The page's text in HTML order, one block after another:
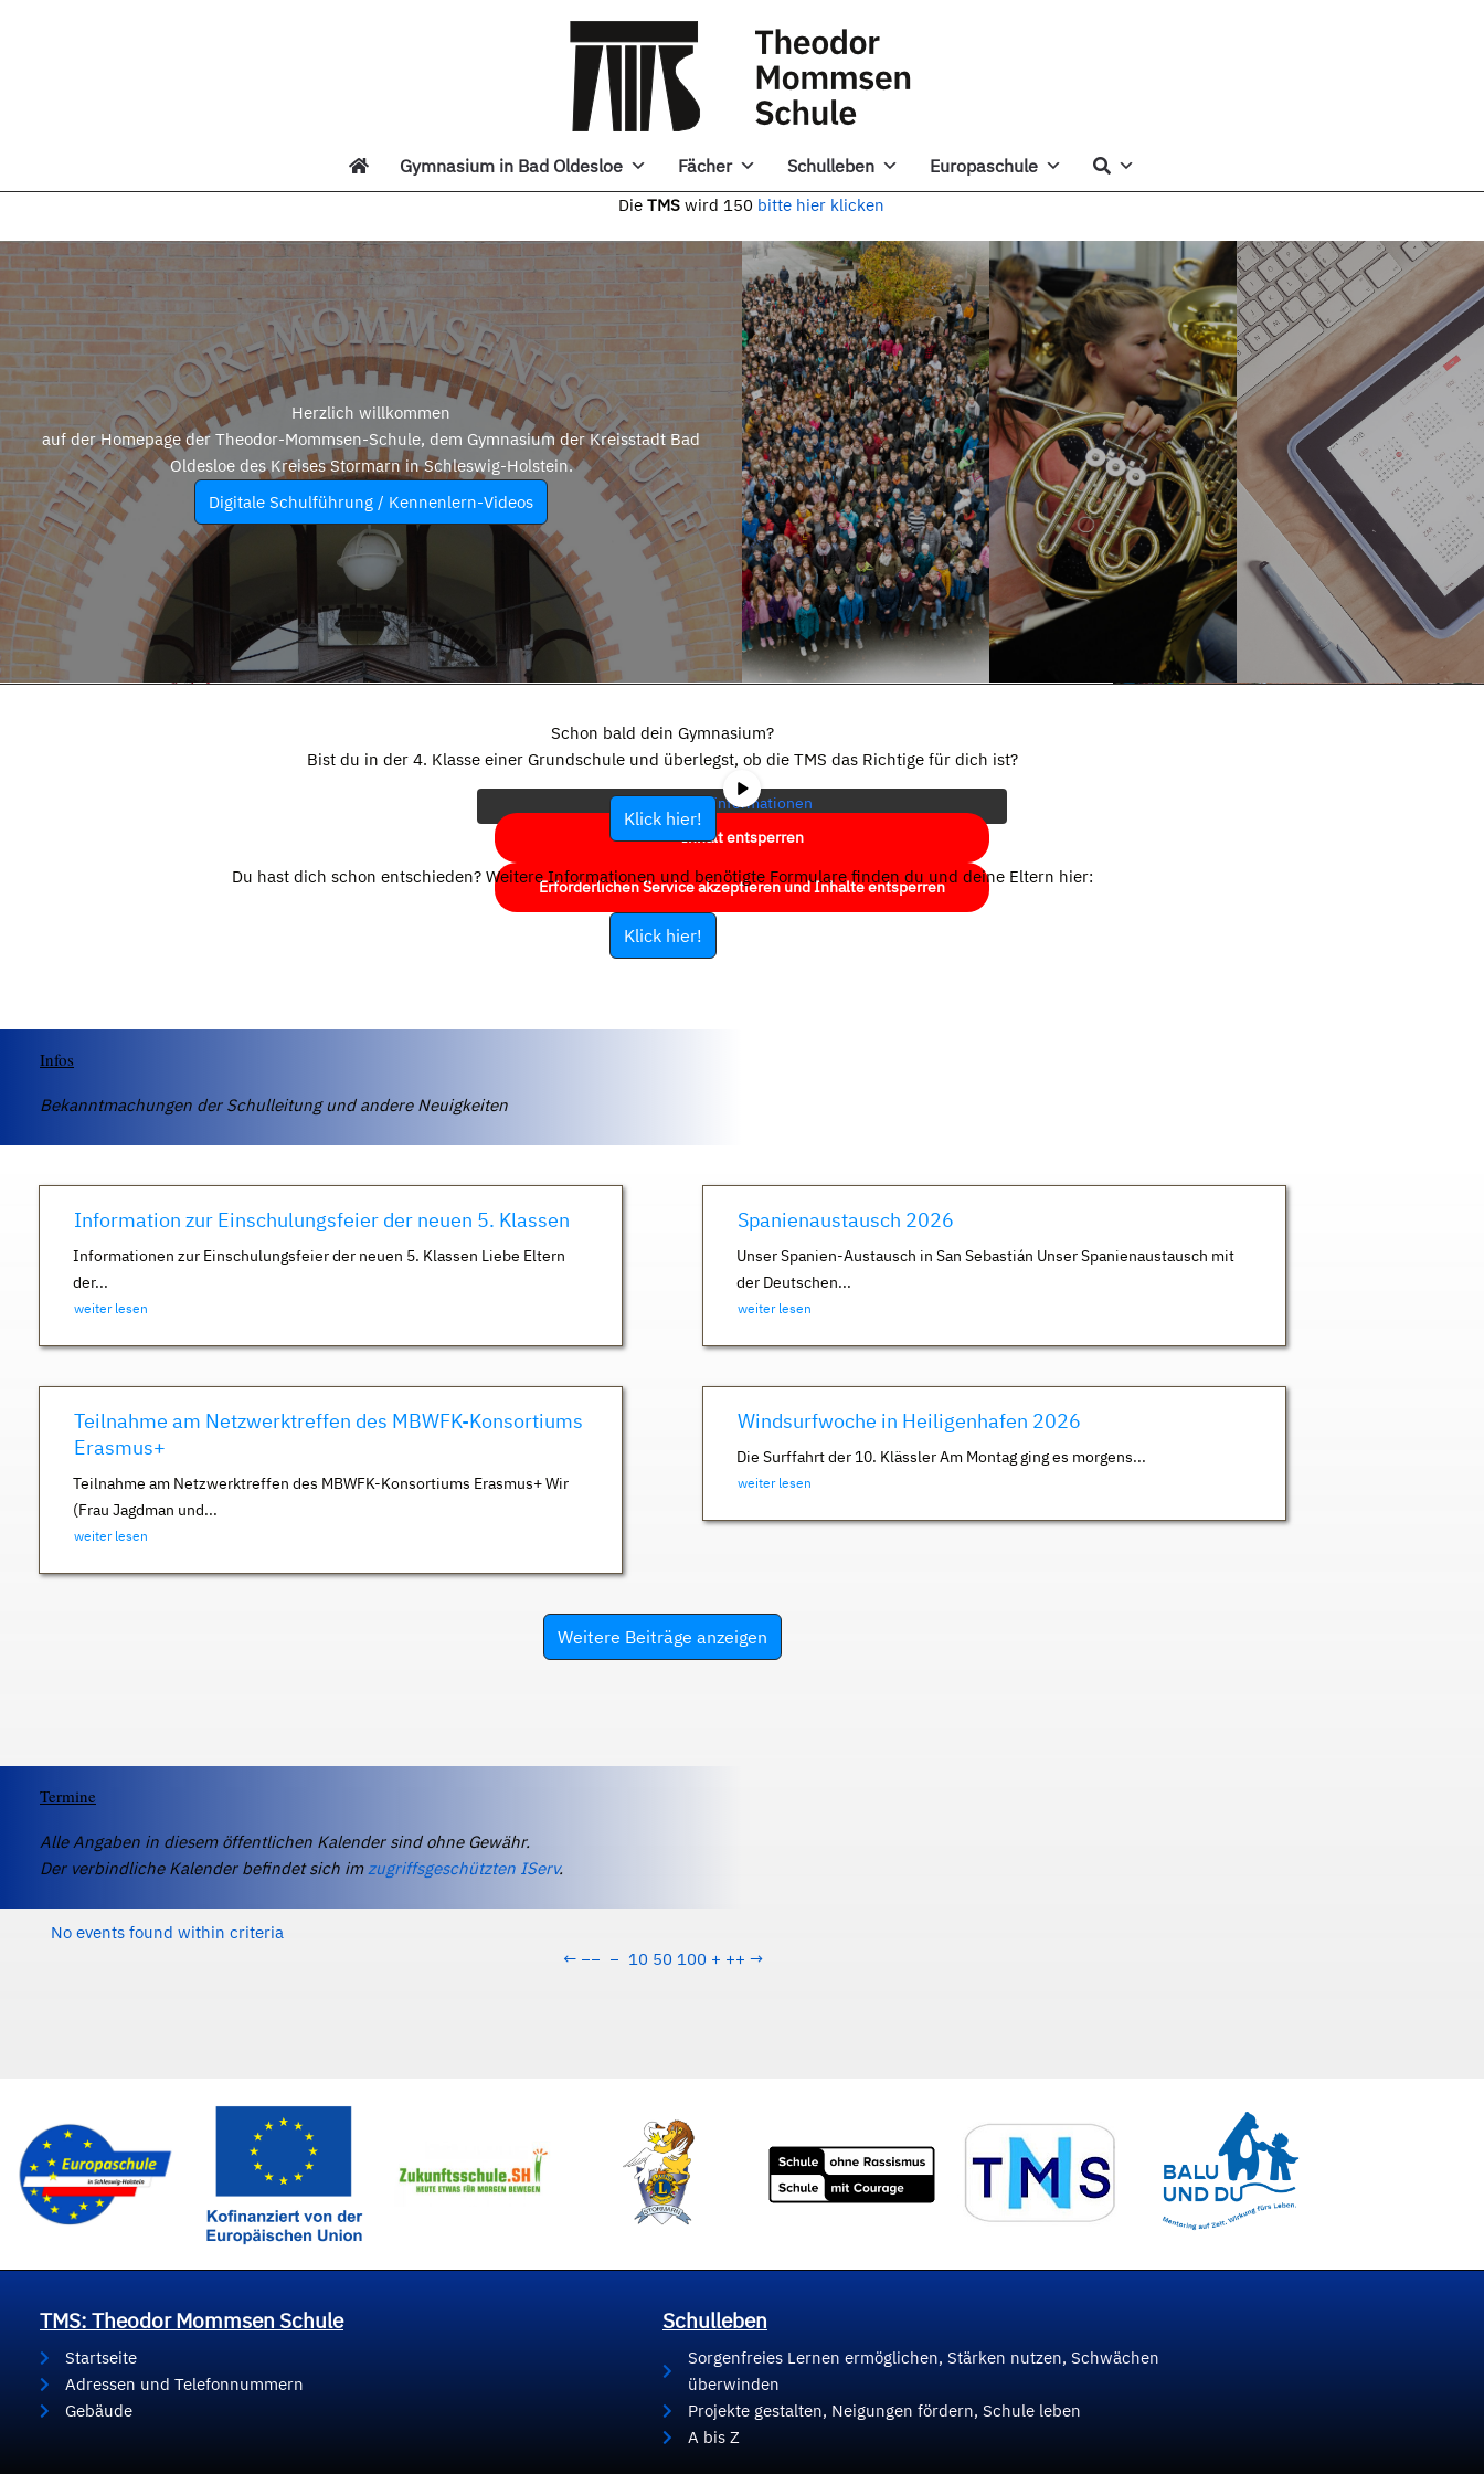
Gymnasium in Bad Oldesloe Fächer Schulleben Europaschule
Die TMS wird 150 bitte hier klicken
Herzlich willkommen
auf der Homepage der Theodor-Mommsen-Schule, dem Gymnasium der Kreisstadt Bad
Oldesloe des Kreises Stormarn in Schleswig-Holstein.
Digitale Schulführung / Kennenlern-Videos
eigentlichen Inhalt zuzugreifen, klicken Sie auf die Schaltfläche unten.
Bitte beachten Sie, dass dabei Daten an Drittanbieter weitergegeben
werden.
Mehr Informationen
Inhalt entsperren
Erforderlichen Service akzeptieren und Inhalte entsperren
Schon bald dein Gymnasium?
Bist du in der 4. Klasse einer Grundschule und überlegst, ob die TMS das Richtige für dich ist?
Klick hier!
Du hast dich schon entschieden? Weitere Informationen und benötigte Formulare finden du und deine Eltern hier:
Klick hier!
Infos
Bekanntmachungen der Schulleitung und andere Neuigkeiten
Information zur Einschulungsfeier der neuen 5. Klassen
Informationen zur Einschulungsfeier der neuen 5. Klassen Liebe Eltern
der...
weiter lesen
Spanienaustausch 2026
Unser Spanien-Austausch in San Sebastián Unser Spanienaustausch mit
der Deutschen...
weiter lesen
Teilnahme am Netzwerktreffen des MBWFK-Konsortiums
Erasmus+
Teilnahme am Netzwerktreffen des MBWFK-Konsortiums Erasmus+ Wir
(Frau Jagdman und...
weiter lesen
Windsurfwoche in Heiligenhafen 2026
Die Surffahrt der 10. Klässler Am Montag ging es morgens...
weiter lesen
Weitere Beiträge anzeigen
Termine
Alle Angaben in diesem öffentlichen Kalender sind ohne Gewähr.
Der verbindliche Kalender befindet sich imzugriffsgeschützten IServ.
No events found within criteria
← −− − 10 50 100 + ++ →
TMS: Theodor Mommsen Schule
Startseite
Adressen und Telefonnummern
Gebäude
Schulleben
Sorgenfreies Lernen ermöglichen, Stärken nutzen, Schwächen
überwinden
Projekte gestalten, Neigungen fördern, Schule leben
A bis Z